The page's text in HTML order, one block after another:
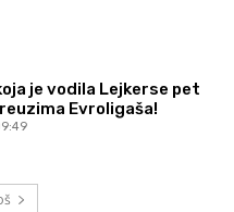
je vodila Lejkerse pet
Evroligaša!